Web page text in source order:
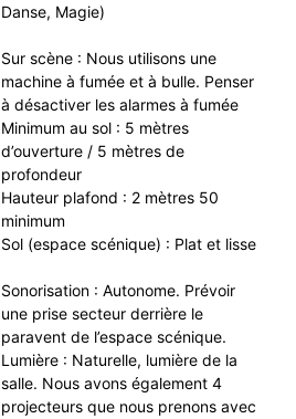
Danse, Magie)
Sur scène : Nous utilisons une
machine à fumée et à bulle. Penser
à désactiver les alarmes à fumée
Minimum au sol : 5 mètres
d’ouverture / 5 mètres de
profondeur
Hauteur plafond : 2 mètres 50
minimum
Sol (espace scénique) : Plat et lisse
Sonorisation : Autonome. Prévoir
une prise secteur derrière le
paravent de l’espace scénique.
Lumière : Naturelle, lumière de la
salle. Nous avons également 4
projecteurs que nous prenons avec